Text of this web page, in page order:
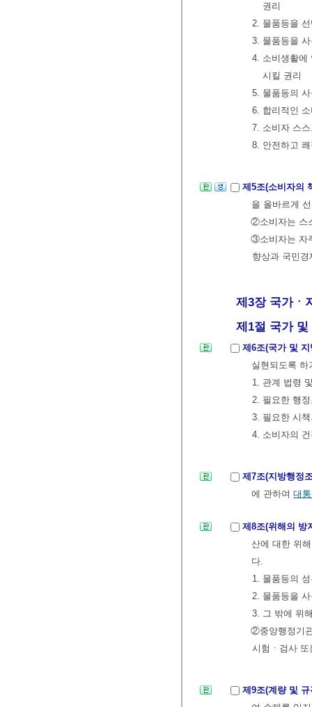
권리
2. 물품등을
3. 물품등을
4. 소비생활에
시킬 권리
5. 물품등의
6. 합리적인
7. 소비자 스
8. 안전하고
제5조(소비자의
을 올바르게
②소비자는 스
③소비자는 자
향상과 국민
제3장 국가ㆍ지
제1절 국가 및
제6조(국가 및
실현되도록
1. 관계 법령
2. 필요한 행
3. 필요한 시
4. 소비자의
제7조(지방행정
에 관하여 대
제8조(위해의 방
산에 대한 위
다.
1. 물품등의
2. 물품등을
3. 그 밖에 위
②중앙행정기
시험ㆍ검사
제9조(계량 및